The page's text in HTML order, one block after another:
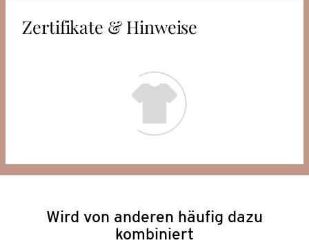
Zertifikate & Hinweise
Wird von anderen häufig dazu
kombiniert